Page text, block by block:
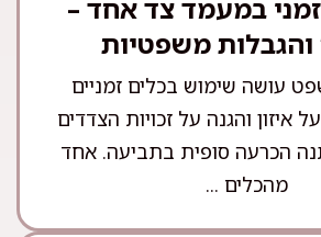
זמני במעמד צד אחד –
והגבלות משפטיות
עושה שימוש בכלים זמניים
איזון והגנה על זכויות הצדדים
הכרעה סופית בתביעה. אחד
מהכלים ...